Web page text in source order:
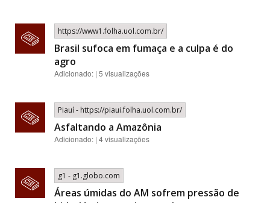
https://www1.folha.uol.com.br/
Brasil sufoca em fumaça e a culpa é do
agro
Adicionado: | 5 visualizações
Piauí - https://piaui.folha.uol.com.br/
Asfaltando a Amazônia
Adicionado: | 4 visualizações
g1 - g1.globo.com
Áreas úmidas do AM sofrem pressão de